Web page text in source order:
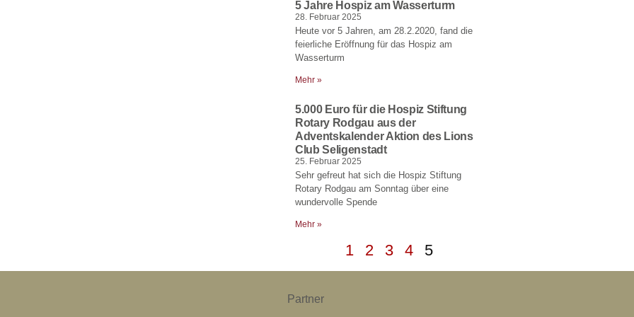
5 Jahre Hospiz am Wasserturm
28. Februar 2025
Heute vor 5 Jahren, am 28.2.2020, fand die
feierliche Eröffnung für das Hospiz am
Wasserturm
Mehr »
5.000 Euro für die Hospiz Stiftung
Rotary Rodgau aus der
Adventskalender Aktion des Lions
Club Seligenstadt
25. Februar 2025
Sehr gefreut hat sich die Hospiz Stiftung
Rotary Rodgau am Sonntag über eine
wundervolle Spende
Mehr »
1 2 3 4 5
Partner